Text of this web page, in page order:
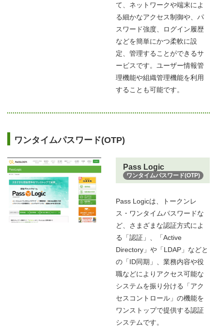
て、ネットワークや端末によ
る細かなアクセス制御や、パ
スワード強度、ログイン履歴
などを簡単にかつ柔軟に設
定、管理することができるサ
ービスです。ユーザー情報管
理機能や組織管理機能を利用
することも可能です。
ワンタイムパスワード(OTP)
Pass Logic
ワンタイムパスワード(OTP)
Pass Logicは、トークンレ
ス・ワンタイムパスワードな
ど、さまざまな認証方式によ
る「認証」、「Active
Directory」や「LDAP」などと
の「ID同期」、業務内容や役
職などによりアクセス可能な
システムを振り分ける「アク
セスコントロール」の機能を
ワンストップで提供する認証
システムです。